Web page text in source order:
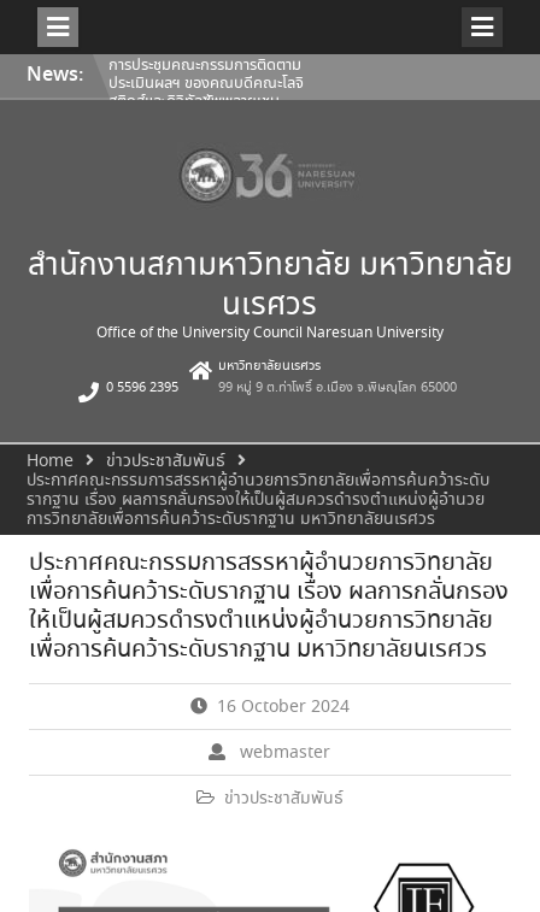
Skip
content
News: การประชุมคณะกรรมการติดตาม
ประเมินผลฯ ของคณบดีคณะโลจิ
สติกส์และดิจิทัลซัพพลายเชน
ครั้งที่ 350 (8/2569) วันเสาร์ที่ 1
สิงหาคม 2569
การประชุมคณะกรรมการติดตาม
ประเมินผลฯ ของคณบดีคณะ
สำนักงานสภามหาวิทยาลัย มหาวิทยาลัย
นเรศวร
Office of the University Council Naresuan University
0 5596 2395
มหาวิทยาลัยนเรศวร
99 หมู่ 9 ต.ท่าโพธิ์ อ.เมือง จ.พิษณุโลก 65000
Home
ข่าวประชาสัมพันธ์
ประกาศคณะกรรมการสรรหาผู้อำนวยการวิทยาลัยเพื่อการค้นคว้าระดับ
รากฐาน เรื่อง ผลการกลั่นกรองให้เป็นผู้สมควรดำรงตำแหน่งผู้อำนวย
การวิทยาลัยเพื่อการค้นคว้าระดับรากฐาน มหาวิทยาลัยนเรศวร
ประกาศคณะกรรมการสรรหาผู้อำนวยการวิทยาลัย
เพื่อการค้นคว้าระดับรากฐาน เรื่อง ผลการกลั่นกรอง
ให้เป็นผู้สมควรดำรงตำแหน่งผู้อำนวยการวิทยาลัย
เพื่อการค้นคว้าระดับรากฐาน มหาวิทยาลัยนเรศวร
16 October 2024
webmaster
ข่าวประชาสัมพันธ์